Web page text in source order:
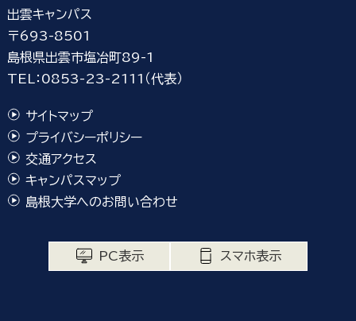
出雲キャンパス
〒693-8501
島根県出雲市塩冶町89-1
TEL：0853-23-2111（代表）
サイトマップ
プライバシーポリシー
交通アクセス
キャンパスマップ
島根大学へのお問い合わせ
PC表示 スマホ表示